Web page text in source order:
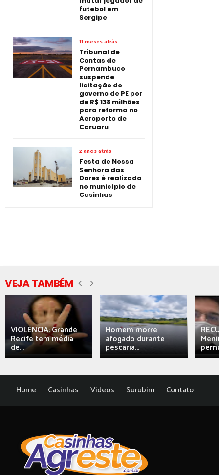
futebol em
Sergipe
11 meses atrás
Tribunal de
Contas de
Pernambuco
suspende
licitação do
governo de PE por
de R$ 138 milhões
para reforma no
Aeroporto de
Caruaru
2 anos atrás
Festa de Nossa
Senhora das
Dores é realizada
no município de
Casinhas
VEJA TAMBÉM
VIOLÊNCIA: Grande
Recife tem média
de...
Homem morre
afogado durante
pescaria...
Home Casinhas Vídeos Surubim Contato